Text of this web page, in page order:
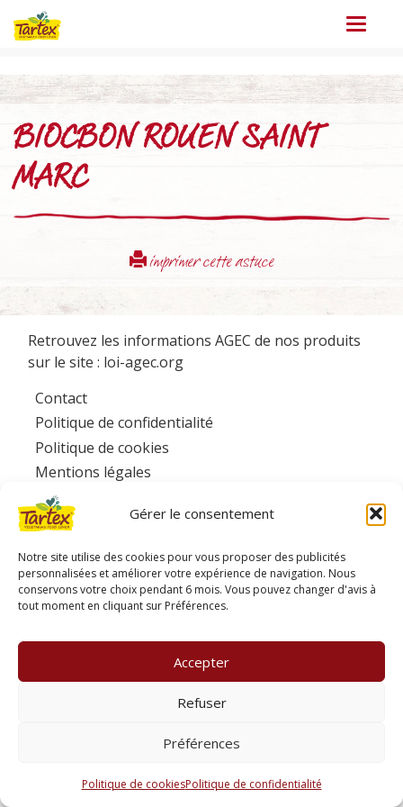
Gérer le consentement
Notre site utilise des cookies pour vous proposer des publicités
personnalisées et améliorer votre expérience de navigation. Nous
conservons votre choix pendant 6 mois. Vous pouvez changer d'avis à
tout moment en cliquant sur Préférences.
Accepter
Refuser
Préférences
Politique de cookiesPolitique de confidentialité
Menu
BIOCBON ROUEN SAINT
MARC
imprimer cette astuce
Retrouvez les informations AGEC de nos produits
sur le site : loi-agec.org
Contact
Politique de confidentialité
Politique de cookies
Mentions légales
Facebook
Ecotone
www.consignesdetri.fr